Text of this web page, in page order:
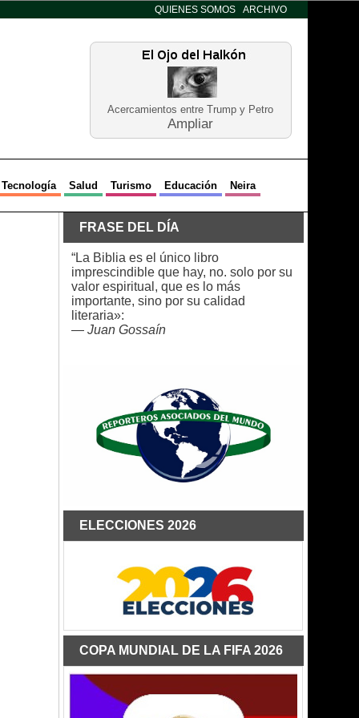
QUIENES SOMOS ARCHIVO
Acercamientos entre Trump y Petro
Ampliar
Tecnología Salud Turismo Educación Neira
FRASE DEL DÍA
“La Biblia es el único libro
imprescindible que hay, no. solo por su
valor espiritual, que es lo más
importante, sino por su calidad
literaria»:
— Juan Gossaín
ELECCIONES 2026
COPA MUNDIAL DE LA FIFA 2026